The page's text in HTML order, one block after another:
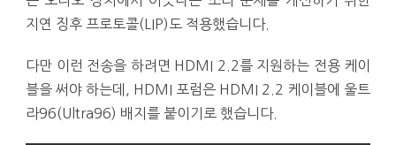
지연 징후 프로토콜(LIP)도 적용했습니다.
다만 이런 전송을 하려면 HDMI 2.2를 지원하는 전용 케이
블을 써야 하는데, HDMI 포럼은 HDMI 2.2 케이블에 울트
라96(Ultra96) 배지를 붙이기로 했습니다.